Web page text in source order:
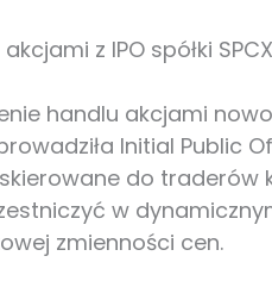
z IPO spółki SPCX
handlu akcjami
Initial Public
do traderów
w
zmienności cen.